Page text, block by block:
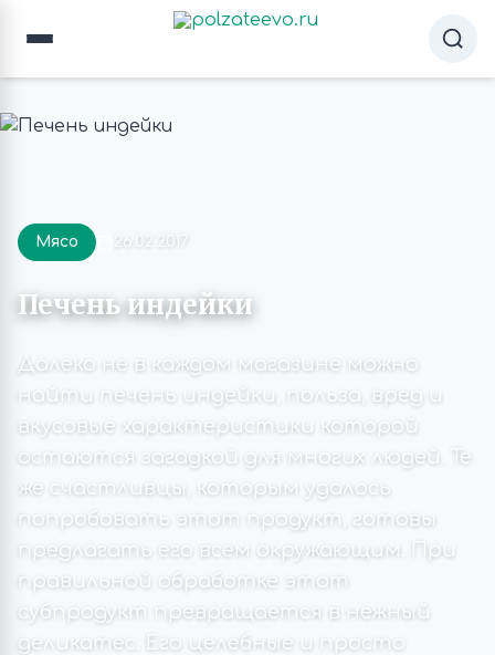
Мясо 26.02.2017
Печень индейки
Далеко не в каждом магазине можно
найти печень индейки, польза, вред и
вкусовые характеристики которой
остаются загадкой для многих людей. Те
же счастливцы, которым удалось
попробовать этот продукт, готовы
предлагать его всем окружающим. При
правильной обработке этот
субпродукт превращается в нежный
деликатес. Его целебные и просто